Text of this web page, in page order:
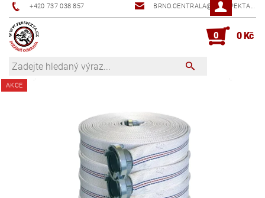
+420 737 038 857 BRNO.CENTRALA@PERSPEKTA.CZ
0 0 Kč
AKCE